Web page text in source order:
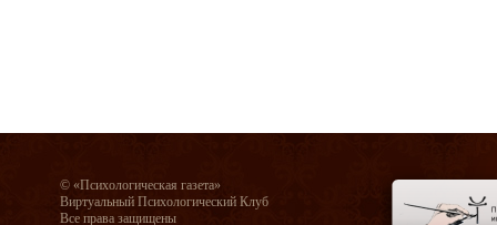
© «Психологическая газета»
Виртуальный Психологический Клуб
Все права защищены